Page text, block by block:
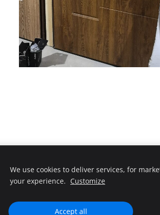
We use cookies to deliver services, for
your experience. Customize
Accept all